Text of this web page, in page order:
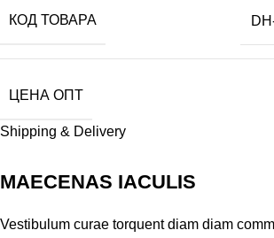
КОД ТОВАРА
ЦЕНА ОПТ
Shipping & Delivery
MAECENAS IACULIS
Vestibulum curae torquent diam diam